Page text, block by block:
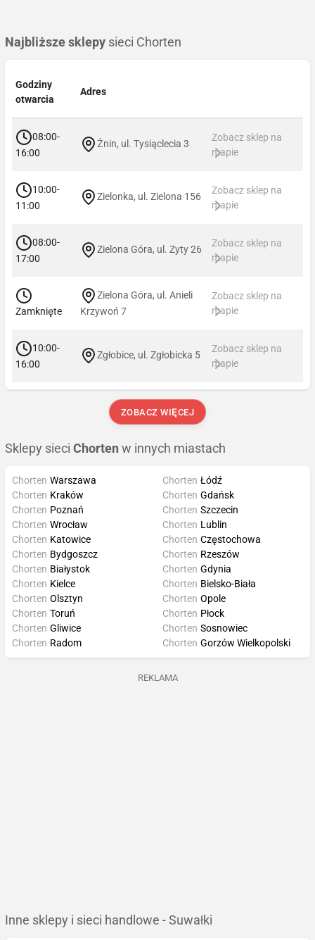
Najbliższe sklepy sieci Chorten
Godziny
otwarcia
Adres
08:00-
16:00
Żnin, ul. Tysiąclecia 3
Zobacz sklep na
mapie
10:00-
11:00
Zielonka, ul. Zielona 156
Zobacz sklep na
mapie
08:00-
17:00
Zielona Góra, ul. Zyty 26
Zobacz sklep na
mapie
Zamknięte
Zielona Góra, ul. Anieli
Krzywoń 7
Zobacz sklep na
mapie
10:00-
16:00
Zgłobice, ul. Zgłobicka 5
Zobacz sklep na
mapie
ZOBACZ WIĘCEJ
Sklepy sieci Chorten w innych miastach
Chorten Warszawa
Chorten Kraków
Chorten Poznań
Chorten Wrocław
Chorten Łódź
Chorten Gdańsk
Chorten Szczecin
Chorten Lublin
Chorten Katowice
Chorten Bydgoszcz
Chorten Białystok
Chorten Kielce
Chorten Częstochowa
Chorten Rzeszów
Chorten Gdynia
Chorten Bielsko-Biała
Chorten Olsztyn
Chorten Toruń
Chorten Gliwice
Chorten Radom
Chorten Opole
Chorten Płock
Chorten Sosnowiec
Chorten Gorzów Wielkopolski
REKLAMA
Inne sklepy i sieci handlowe - Suwałki